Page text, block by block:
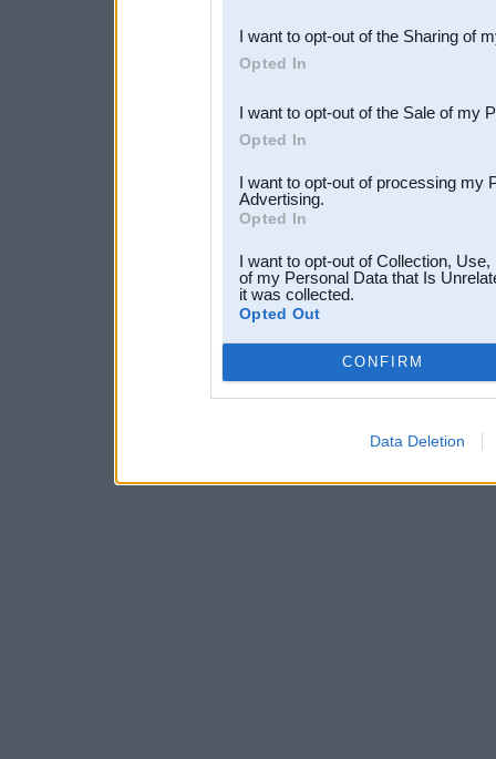
Downstream Participants
third parties.
I want to opt-out of the Sharing of
Opted In
I want to opt-out of the Sale of my
Opted In
I want to opt-out of processing my
Advertising.
Opted In
I want to opt-out of Collection,
of my Personal Data that Is
it was collected.
Opted Out
CONFIRM
Data Deletion